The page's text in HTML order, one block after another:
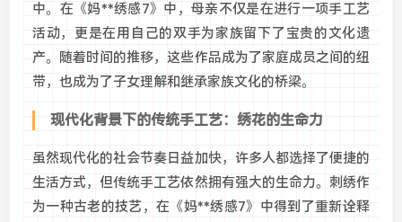
中。在《妈**绣感7》中，母亲不仅是在进行一项手工艺
活动，更是在用自己的双手为家族留下了宝贵的文化遗
产。随着时间的推移，这些作品成为了家庭成员之间的纽
带，也成为了子女理解和继承家族文化的桥梁。
现代化背景下的传统手工艺：绣花的生命力
虽然现代化的社会节奏日益加快，许多人都选择了便捷的
生活方式，但传统手工艺依然拥有强大的生命力。刺绣作
为一种古老的技艺，在《妈**绣感7》中得到了重新诠释